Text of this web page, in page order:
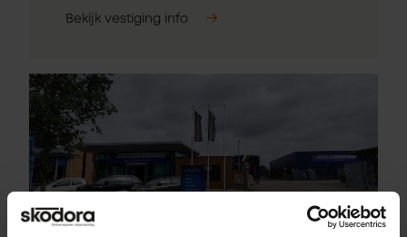
Bekijk vestiging info